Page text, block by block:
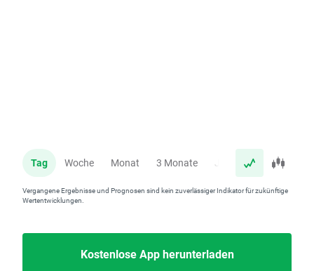
Tag Woche Monat 3 Monate Jahr
Vergangene Ergebnisse und Prognosen sind kein zuverlässiger Indikator für zukünftige
Wertentwicklungen.
Kostenlose App herunterladen